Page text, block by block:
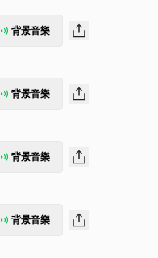
背景音樂
背景音樂
背景音樂
背景音樂